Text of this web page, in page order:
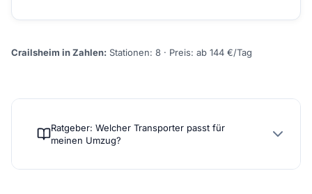
Crailsheim in Zahlen: Stationen: 8 · Preis: ab 144 €/Tag
Ratgeber: Welcher Transporter passt für
meinen Umzug?